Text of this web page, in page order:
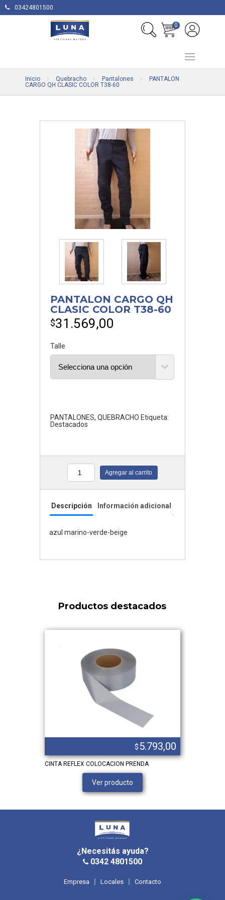
03424801500
0
Inicio Quebracho Pantalones
PANTALON
CARGO QH CLASIC COLOR T38-60
PANTALON CARGO QH
CLASIC COLOR T38-60
$31.569,00
Talle
PANTALONES,QUEBRACHO Etiqueta:
Destacados
Cantidad Agregar al carrito
Descripción Información adicional
azul marino-verde-beige
Productos destacados
$ 5.793,00
CINTA REFLEX COLOCACION PRENDA
Ver producto
¿Necesitás ayuda?
0342 4801500
Empresa Locales Contacto